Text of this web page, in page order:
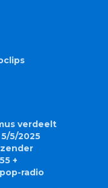
verdeelt
5/2025
+
radio